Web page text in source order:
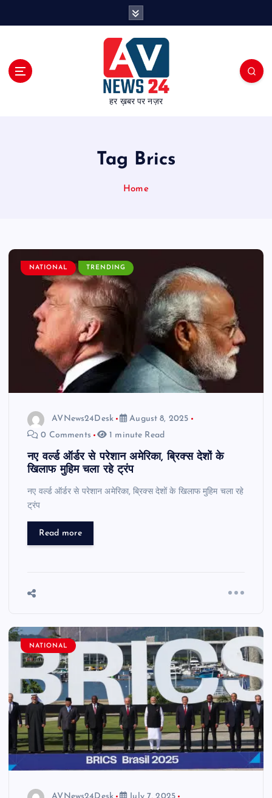
हर ख़बर पर नज़र
Tag Brics
Home
NATIONAL TRENDING
AVNews24Desk
August 8, 2025
0 Comments
1 minute Read
नए वर्ल्ड ऑर्डर से परेशान अमेरिका, ब्रिक्स देशों के
खिलाफ मुहिम चला रहे ट्रंप
नए वर्ल्ड ऑर्डर से परेशान अमेरिका, ब्रिक्स देशों के खिलाफ मुहिम चला रहे
ट्रंप
Read more
NATIONAL